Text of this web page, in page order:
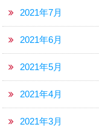
2021年7月
2021年6月
2021年5月
2021年4月
2021年3月